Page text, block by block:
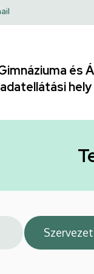
és
hely